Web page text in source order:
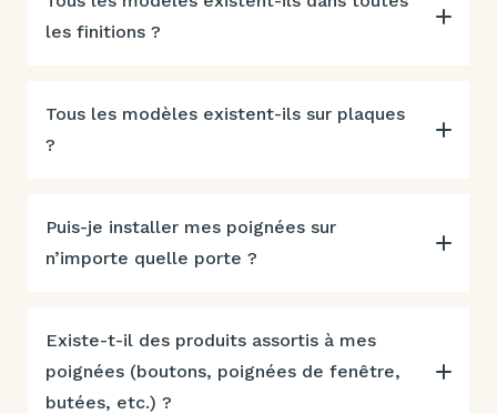
les finitions ?
Tous les modèles existent-ils sur plaques
?
Puis-je installer mes poignées sur
n’importe quelle porte ?
Existe-t-il des produits assortis à mes
poignées (boutons, poignées de fenêtre,
butées, etc.) ?